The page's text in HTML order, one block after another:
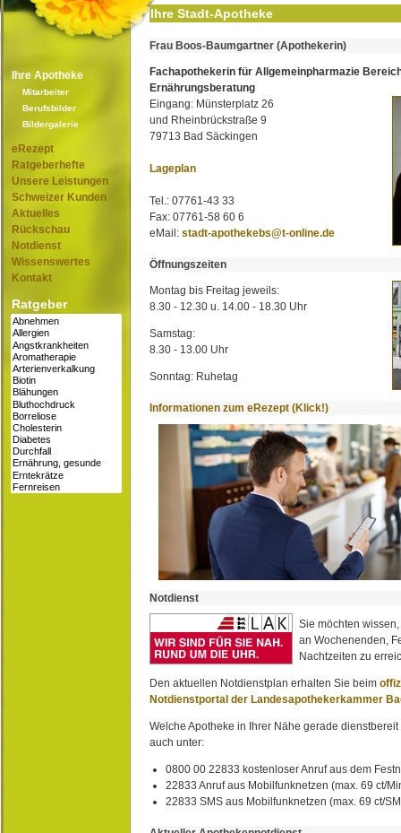
Ihre Apotheke
Mitarbeiter
Berufsbilder
Bildergalerie
eRezept
Ratgeberhefte
Unsere Leistungen
Schweizer Kunden
Aktuelles
Rückschau
Notdienst
Wissenswertes
Kontakt
Ratgeber
Ihre Stadt-Apotheke
Frau Boos-Baumgartner (Apothekerin)
Fachapothekerin für Allgemeinpharmazie
Ernährungsberatung
Eingang: Münsterplatz 26
und Rheinbrückstraße 9
79713 Bad Säckingen
Lageplan
Tel.: 07761-43 33
Fax: 07761-58 60 6
eMail: stadt-apothekebs@t-online.de
Öffnungszeiten
Montag bis Freitag jeweils:
8.30 - 12.30 u. 14.00 - 18.30 Uhr
Samstag:
8.30 - 13.00 Uhr
Sonntag: Ruhetag
Informationen zum eRezept (Klick!)
Notdienst
Sie möchten
an Wochenenden,
Nachtzeiten zu
Den aktuellen Notdienstplan erhalten Sie beim
Notdienstportal der Landesapothekerkammer
Welche Apotheke in Ihrer Nähe gerade
auch unter:
0800 00 22833 kostenloser Anruf aus dem
22833 Anruf aus Mobilfunknetzen (max. 69 ct/
22833 SMS aus Mobilfunknetzen (max. 69 ct/